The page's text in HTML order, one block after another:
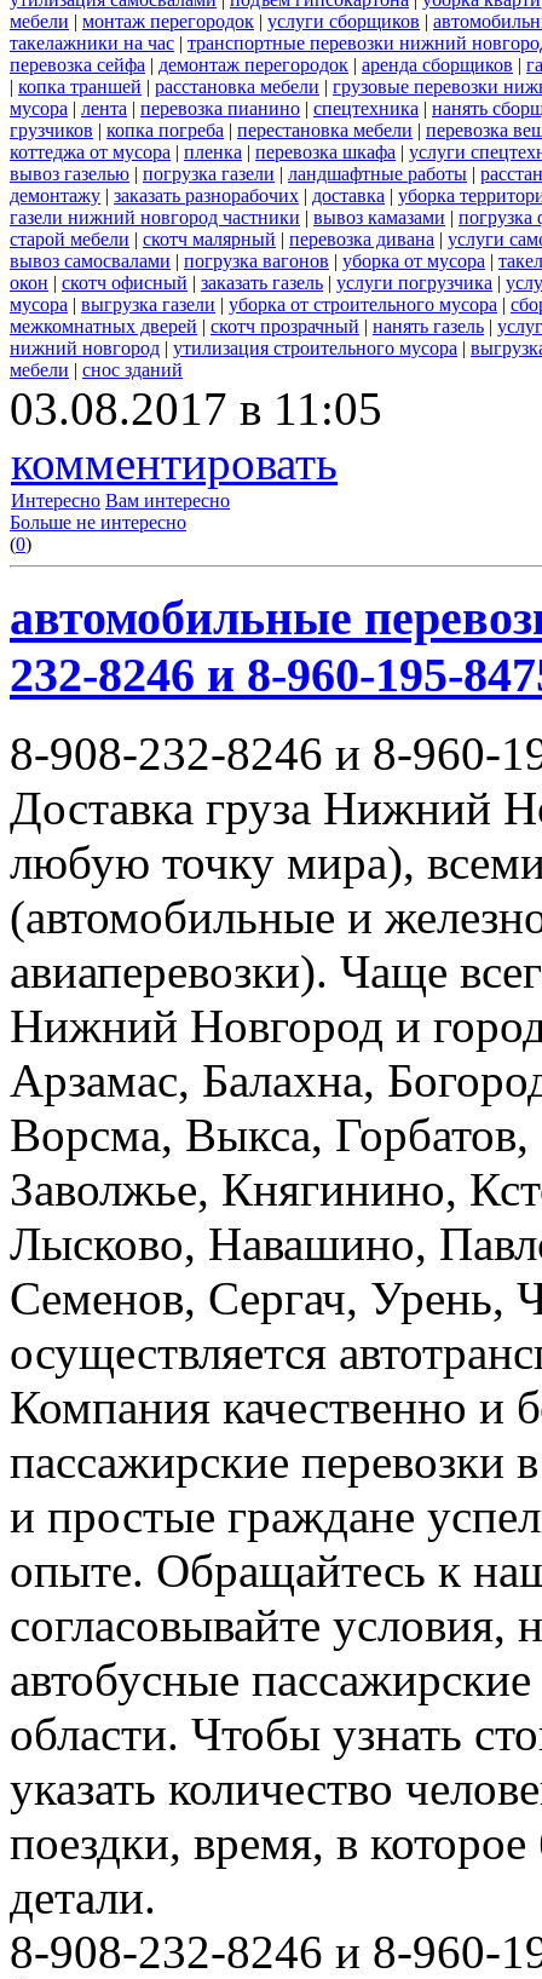
мебели | монтаж перегородок | услуги сборщиков |
такелажники на час | транспортные перевозки нижний
перевозка сейфа | демонтаж перегородок | аренда сборщиков |
| копка траншей | расстановка мебели | грузовые перевозки
мусора | лента | перевозка пианино | спецтехника | нанять
грузчиков | копка погреба | перестановка мебели | перевозка
коттеджа от мусора | пленка | перевозка шкафа | услуги
вывоз газелью | погрузка газели | ландшафтные работы |
демонтажу | заказать разнорабочих | доставка | уборка
газели нижний новгород частники | вывоз камазами | погрузка
старой мебели | скотч малярный | перевозка дивана | услуги
вывоз самосвалами | погрузка вагонов | уборка от мусора |
окон | скотч офисный | заказать газель | услуги погрузчика |
мусора | выгрузка газели | уборка от строительного мусора |
межкомнатных дверей | скотч прозрачный | нанять газель |
нижний новгород | утилизация строительного мусора |
мебели | снос зданий
03.08.2017 в 11:05
комментировать
Интересно Вам интересно
Больше не интересно
(0)
автомобильные
232-8246 и 8-960-195-
8-908-232-8246 и 8-960-
Доставка груза Нижний
любую точку мира),
(автомобильные и
авиаперевозки). Чаще
Нижний Новгород и
Арзамас, Балахна,
Ворсма, Выкса,
Заволжье, Княгинино,
Лысково, Навашино,
Семенов, Сергач, Урень,
осуществляется
Компания качественно и
пассажирские
и простые граждане
опыте. Обращайтесь к
согласовывайте условия,
автобусные
области. Чтобы узнать
указать количество
поездки, время, в
детали.
8-908-232-8246 и 8-960-